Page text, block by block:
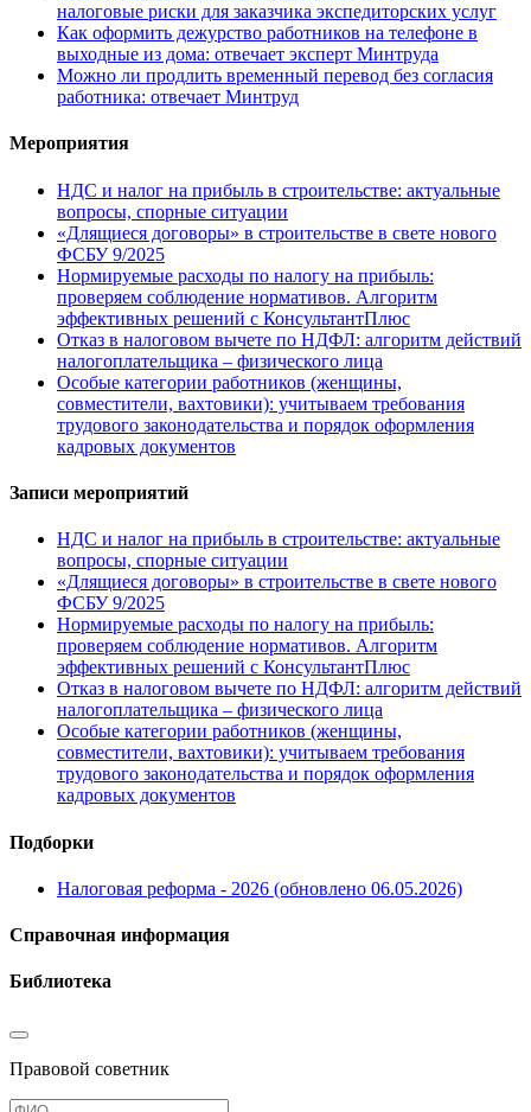
налоговые риски для заказчика экспедиторских услуг
Как оформить дежурство работников на телефоне в
выходные из дома: отвечает эксперт Минтруда
Можно ли продлить временный перевод без согласия
работника: отвечает Минтруд
Мероприятия
НДС и налог на прибыль в строительстве: актуальные
вопросы, спорные ситуации
«Длящиеся договоры» в строительстве в свете нового
ФСБУ 9/2025
Нормируемые расходы по налогу на прибыль:
проверяем соблюдение нормативов. Алгоритм
эффективных решений с КонсультантПлюс
Отказ в налоговом вычете по НДФЛ: алгоритм действий
налогоплательщика – физического лица
Особые категории работников (женщины,
совместители, вахтовики): учитываем требования
трудового законодательства и порядок оформления
кадровых документов
Записи мероприятий
НДС и налог на прибыль в строительстве: актуальные
вопросы, спорные ситуации
«Длящиеся договоры» в строительстве в свете нового
ФСБУ 9/2025
Нормируемые расходы по налогу на прибыль:
проверяем соблюдение нормативов. Алгоритм
эффективных решений с КонсультантПлюс
Отказ в налоговом вычете по НДФЛ: алгоритм действий
налогоплательщика – физического лица
Особые категории работников (женщины,
совместители, вахтовики): учитываем требования
трудового законодательства и порядок оформления
кадровых документов
Подборки
Налоговая реформа - 2026 (обновлено 06.05.2026)
Справочная информация
Библиотека
Правовой советник